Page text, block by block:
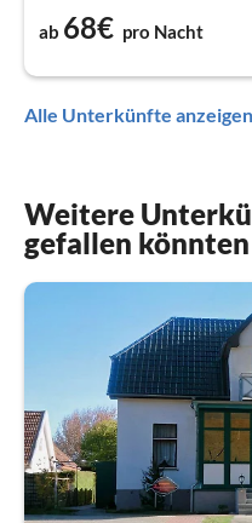
ab 68€ pro Nacht
Alle Unterkünfte
Weitere
gefallen könnten